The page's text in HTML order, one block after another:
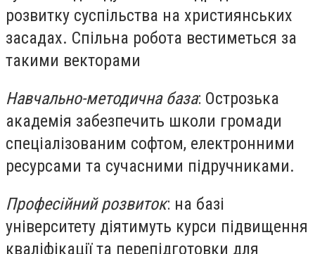
розвитку суспільства на християнських
засадах. Спільна робота вестиметься за
такими векторами
Навчально-методична база: Острозька
академія забезпечить школи громади
спеціалізованим софтом, електронними
ресурсами та сучасними підручниками.
Професійний розвиток: на базі
університету діятимуть курси підвищення
кваліфікації та перепідготовки для